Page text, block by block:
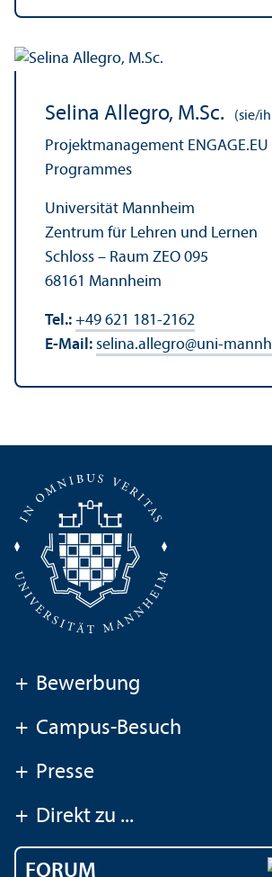
Selina Allegro, M.Sc. (sie/
Projekt­management
Programmes
Universität Mannheim
Zentrum für Lehren und Lernen
Schloss – Raum ZEO 095
68161 Mannheim
Tel.: +49 621 181-2162
E-Mail: selina.allegro@uni-
+ Bewerbung
+ Campus-Besuch
+ Presse
+ Direkt zu ...
FORUM